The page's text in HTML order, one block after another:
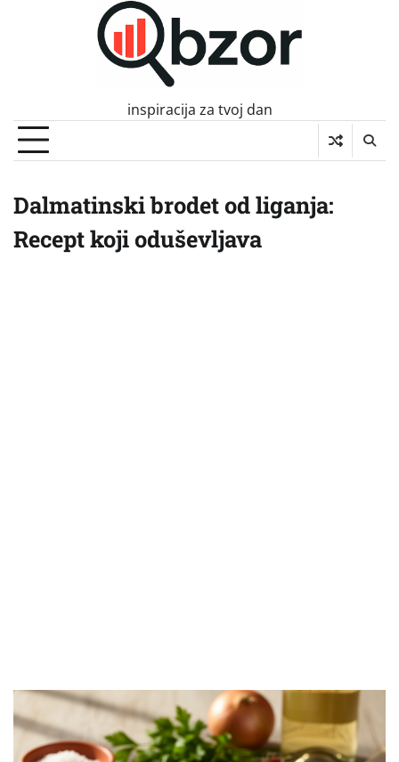
inspiracija za tvoj dan
Dalmatinski brodet od liganja:
Recept koji oduševljava